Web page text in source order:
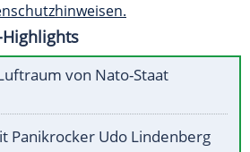
von Nato-Staat
Panikrocker Udo Lindenberg